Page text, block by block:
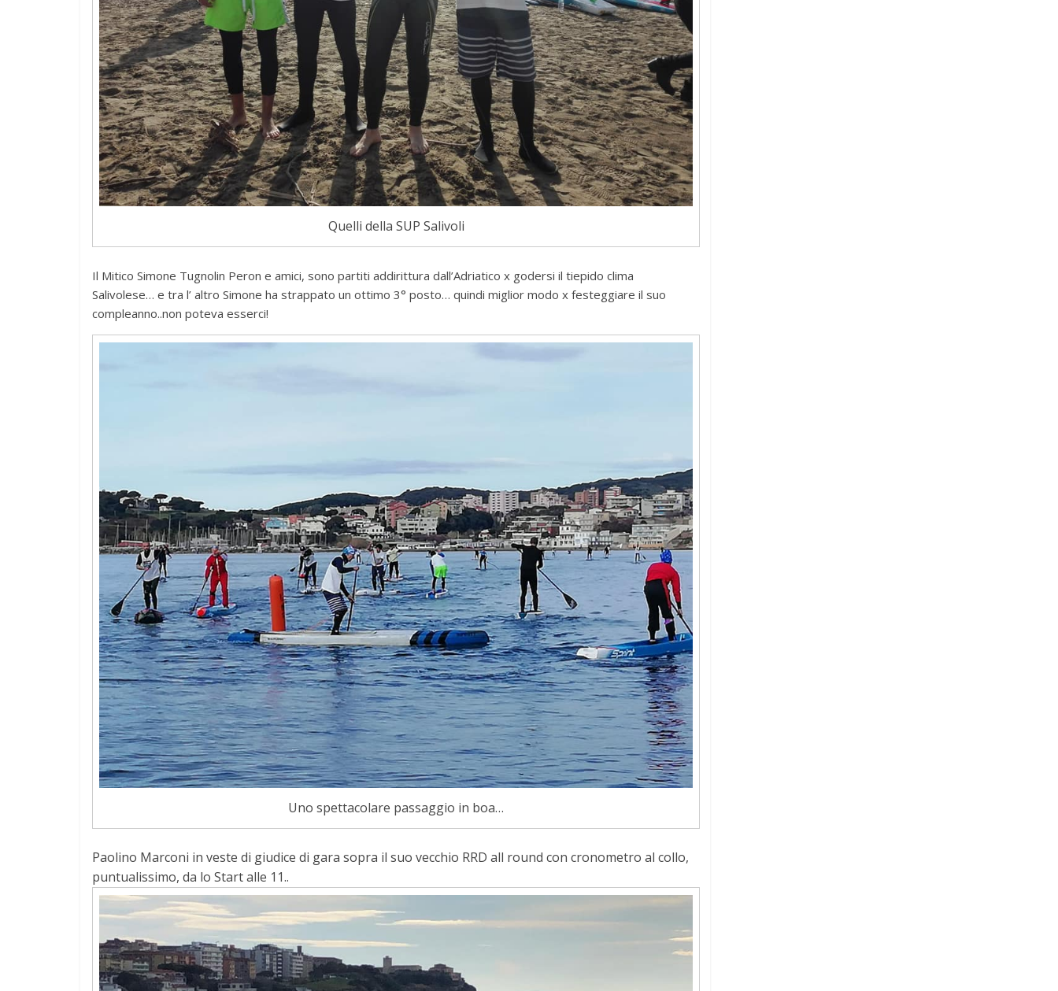
Quelli della SUP Salivoli
Il Mitico Simone Tugnolin Peron e amici, sono partiti addirittura dall’Adriatico x godersi il tiepido clima
Salivolese… e tra l’ altro Simone ha strappato un ottimo 3° posto… quindi miglior modo x festeggiare il suo
compleanno..non poteva esserci!
Uno spettacolare passaggio in boa…
Paolino Marconi in veste di giudice di gara sopra il suo vecchio RRD all round con cronometro al collo,
puntualissimo, da lo Start alle 11..